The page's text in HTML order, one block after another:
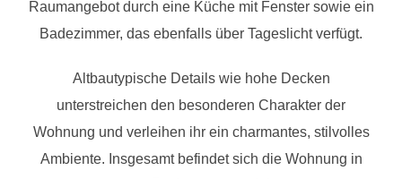
Raumangebot durch eine Küche mit Fenster sowie ein
Badezimmer, das ebenfalls über Tageslicht verfügt.
Altbautypische Details wie hohe Decken
unterstreichen den besonderen Charakter der
Wohnung und verleihen ihr ein charmantes, stilvolles
Ambiente. Insgesamt befindet sich die Wohnung in